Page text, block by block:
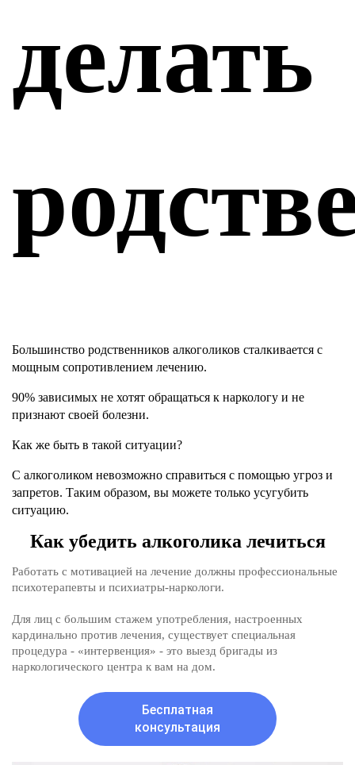
делать
Большинство родственников алкоголиков сталкивается с
мощным сопротивлением лечению.
90% зависимых не хотят обращаться к наркологу и не
признают своей болезни.
Как же быть в такой ситуации?
С алкоголиком невозможно справиться с помощью угроз и
запретов. Таким образом, вы можете только усугубить
ситуацию.
Как убедить алкоголика лечиться
Работать с мотивацией на лечение должны профессиональные
психотерапевты и психиатры-наркологи.
Для лиц с большим стажем употребления, настроенных
кардинально против лечения, существует специальная
процедура - «интервенция» - это выезд бригады из
наркологического центра к вам на дом.
Бесплатная
консультация